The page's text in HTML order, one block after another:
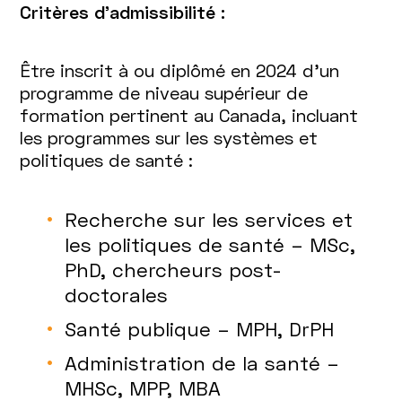
Critères d'admissibilité :
Être inscrit à ou diplômé en 2024 d’un
programme de niveau supérieur de
formation pertinent au Canada, incluant
les programmes sur les systèmes et
politiques de santé :
Recherche sur les services et
les politiques de santé – MSc,
PhD, chercheurs post-
doctorales
Santé publique – MPH, DrPH
Administration de la santé –
MHSc, MPP, MBA